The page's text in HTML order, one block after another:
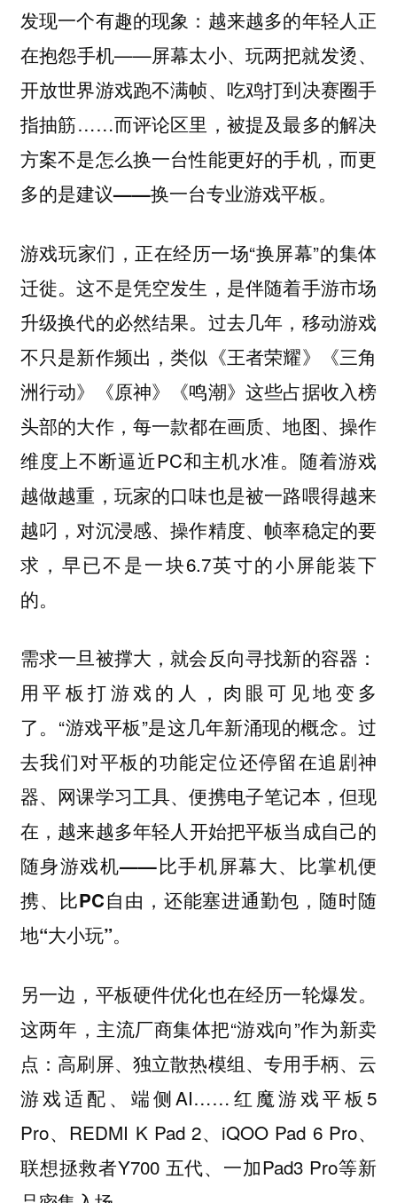
发现一个有趣的现象：越来越多的年轻人正
在抱怨手机——屏幕太小、玩两把就发烫、
开放世界游戏跑不满帧、吃鸡打到决赛圈手
指抽筋……而评论区里， 被提及最多的解决
方案不是怎么换一台性能更好的手机，而更
多的是建议——换一台专业游戏平板。
游戏玩家们，正在经历一场“换屏幕”的集体
迁徙。这不是凭空发生，是伴随着手游市场
升级换代的必然结果。过去几年，移动游戏
不只是新作频出，类似《王者荣耀》《三角
洲行动》《原神》《鸣潮》这些占据收入榜
头部的大作，每一款都在画质、地图、操作
维度上不断逼近PC和主机水准。随着游戏
越做越重，玩家的口味也是被一路喂得越来
越叼，对沉浸感、操作精度、帧率稳定的要
求，早已不是一块6.7英寸的小屏能装下
的。
需求一旦被撑大，就会反向寻找新的容器：
用平板打游戏的人，肉眼可见地变多
了。“游戏平板”是这几年新涌现的概念。过
去我们对平板的功能定位还停留在追剧神
器、网课学习工具、便携电子笔记本，但现
在， 越来越多年轻人开始把平板当成自己的
随身游戏机——比手机屏幕大、比掌机便
携、比PC自由，还能塞进通勤包，随时随
地“大小玩”。
另一边，平板硬件优化也在经历一轮爆发。
这两年，主流厂商集体把“游戏向”作为新卖
点：高刷屏、独立散热模组、专用手柄、云
游戏适配、端侧AI……红魔游戏平板5
Pro、REDMI K Pad 2、iQOO Pad 6 Pro、
联想拯救者Y700 五代、一加Pad3 Pro等新